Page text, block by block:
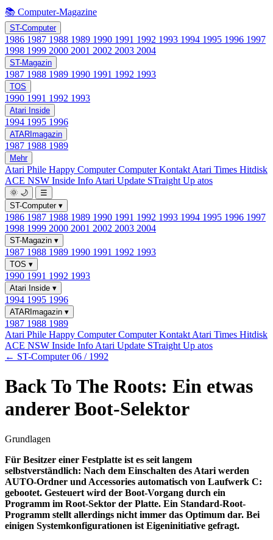
📚 Computer-Magazine
ST-Computer
1986 1987 1988 1989 1990 1991 1992 1993 1994 1995 1996 1997
1998 1999 2000 2001 2002 2003 2004
ST-Magazin
1987 1988 1989 1990 1991 1992 1993
TOS
1990 1991 1992 1993
Atari Inside
1994 1995 1996
ATARImagazin
1987 1988 1989
Mehr
Atari Phile Happy ComputerComputer Kontakt Atari Times Hitdisk
ACE NSW Inside Info Atari Update STraight Up atos
🌞 🌙
☰
ST-Computer ▾
1986 1987 1988 1989 1990 1991 1992 1993 1994 1995 1996 1997
1998 1999 2000 2001 2002 2003 2004
ST-Magazin ▾
1987 1988 1989 1990 1991 1992 1993
TOS ▾
1990 1991 1992 1993
Atari Inside ▾
1994 1995 1996
ATARImagazin ▾
1987 1988 1989
Atari Phile Happy ComputerComputer Kontakt Atari Times Hitdisk
ACE NSW Inside Info Atari Update STraight Up atos
← ST-Computer 06 / 1992
Back To The Roots: Ein etwas
anderer Boot-Selektor
Grundlagen
Für Besitzer einer Festplatte ist es seit langem
selbstverständlich: Nach dem Einschalten des Atari werden
AUTO-Ordner und Accessories automatisch von Laufwerk C:
gebootet. Gesteuert wird der Boot-Vorgang durch ein
Programm im Root-Sektor der Platte. Ein Standard-Root-
Programm stellt allerdings nicht immer das Optimum dar. Bei
einigen Systemkonfigurationen ist Eigeninitiative gefragt.